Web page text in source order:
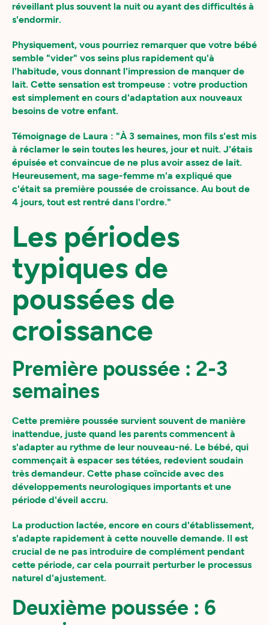
réveillant plus souvent la nuit ou ayant des difficultés à
s'endormir.
Physiquement, vous pourriez remarquer que votre bébé
semble "vider" vos seins plus rapidement qu'à
l'habitude, vous donnant l'impression de manquer de
lait. Cette sensation est trompeuse : votre production
est simplement en cours d'adaptation aux nouveaux
besoins de votre enfant.
Témoignage de Laura : "À 3 semaines, mon fils s'est mis
à réclamer le sein toutes les heures, jour et nuit. J'étais
épuisée et convaincue de ne plus avoir assez de lait.
Heureusement, ma sage-femme m'a expliqué que
c'était sa première poussée de croissance. Au bout de
4 jours, tout est rentré dans l'ordre."
Les périodes
typiques de
poussées de
croissance
Première poussée : 2-3
semaines
Cette première poussée survient souvent de manière
inattendue, juste quand les parents commencent à
s'adapter au rythme de leur nouveau-né. Le bébé, qui
commençait à espacer ses tétées, redevient soudain
très demandeur. Cette phase coïncide avec des
développements neurologiques importants et une
période d'éveil accru.
La production lactée, encore en cours d'établissement,
s'adapte rapidement à cette nouvelle demande. Il est
crucial de ne pas introduire de complément pendant
cette période, car cela pourrait perturber le processus
naturel d'ajustement.
Deuxième poussée : 6